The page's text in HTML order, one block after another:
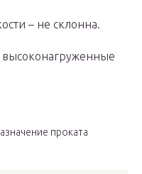
– не склонна.
высоконагруженные
проката